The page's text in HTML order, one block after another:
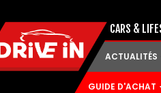
CARS &
ACTUALITÉS
GUIDE D'ACHAT